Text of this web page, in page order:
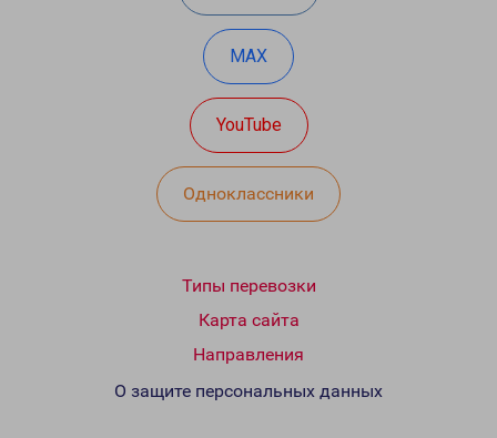
MAX
YouTube
Одноклассники
Типы перевозки
Карта сайта
Направления
О защите персональных данных